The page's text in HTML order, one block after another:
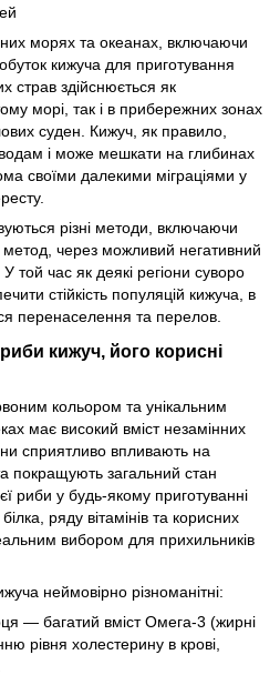
морях та океанах, включаючи
кижуча для приготування
страв здійснюється як
морі, так і в прибережних зонах
суден. Кижуч, як правило,
і може мешкати на глибинах
своїми далекими міграціями у
різні методи, включаючи
метод, через можливий негативний
той час як деякі регіони суворо
стійкість популяцій кижуча, в
перенаселення та перелов.
кижуч, його корисні
кольором та унікальним
має високий вміст незамінних
сприятливо впливають на
покращують загальний стан
риби у будь-якому приготуванні
ряду вітамінів та корисних
вибором для прихильників
неймовірно різноманітні:
— багатий вміст Омега-3 (жирні
рівня холестерину в крові,